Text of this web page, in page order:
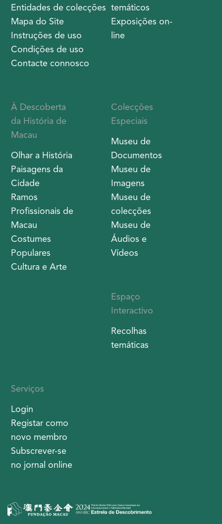
Entidades de colecções
Mapa do Site
Instruções de uso
Condições de uso
Contacte connosco
temáticos
Exposições on-
line
À Descoberta
da História de
Macau
Olhar a História
Paisagens da
Cidade
Ramos
Profissionais de
Macau
Costumes
Populares
Cultura e Arte
Colecções
Especiais
Museu de
Documentos
Museu de
Imagens
Museu de
colecções
Museu de
Áudios e
Vídeos
Espaço
Interactivo
Recolhas
temáticas
Serviços
Login
Registar como
novo membro
Subscrever-se
no jornal online